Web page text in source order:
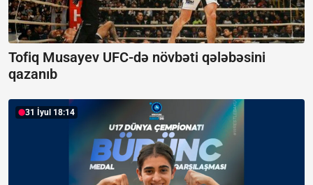
Tofiq Musayev UFC-də növbəti qələbəsini
qazanıb
31 İyul 18:14